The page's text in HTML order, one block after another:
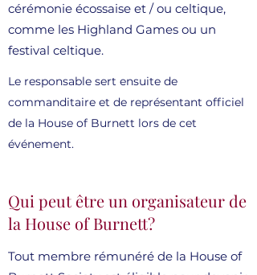
cérémonie écossaise et / ou celtique,
comme les Highland Games ou un
festival celtique.
Le responsable sert ensuite de
commanditaire et de représentant officiel
de la House of Burnett lors de cet
événement.
Qui peut être un organisateur de
la House of Burnett?
Tout membre rémunéré de la House of